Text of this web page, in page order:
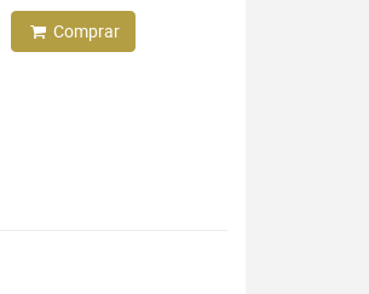
Comprar